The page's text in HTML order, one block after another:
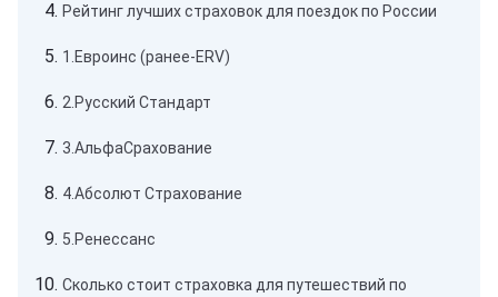
Рейтинг лучших страховок для поездок по России
1.Евроинс (ранее-ERV)
2.Русский Стандарт
3.АльфаСрахование
4.Абсолют Страхование
5.Ренессанс
Сколько стоит страховка для путешествий по